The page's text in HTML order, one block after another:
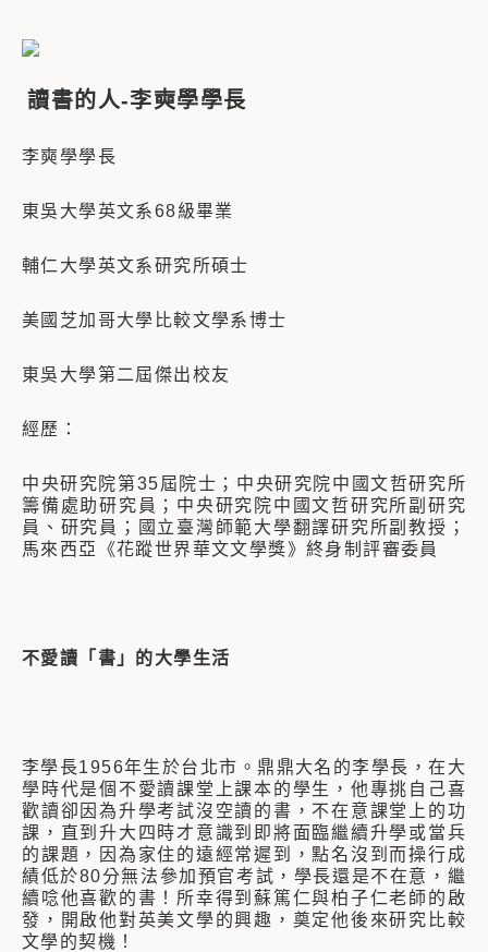
讀書的人-李奭學學長
李奭學學長
東吳大學英文系68級畢業
輔仁大學英文系研究所碩士
美國芝加哥大學比較文學系博士
東吳大學第二屆傑出校友
經歷：
中央研究院第35屆院士；中央研究院中國文哲研究所
籌備處助研究員；中央研究院中國文哲研究所副研究
員、研究員；國立臺灣師範大學翻譯研究所副教授；
馬來西亞《花蹤世界華文文學獎》終身制評審委員
不愛讀「書」的大學生活
李學長1956年生於台北市。鼎鼎大名的李學長，在大
學時代是個不愛讀課堂上課本的學生，他專挑自己喜
歡讀卻因為升學考試沒空讀的書，不在意課堂上的功
課，直到升大四時才意識到即將面臨繼續升學或當兵
的課題，因為家住的遠經常遲到，點名沒到而操行成
績低於80分無法參加預官考試，學長還是不在意，繼
續唸他喜歡的書！所幸得到蘇篤仁與柏子仁老師的啟
發，開啟他對英美文學的興趣，奠定他後來研究比較
文學的契機！